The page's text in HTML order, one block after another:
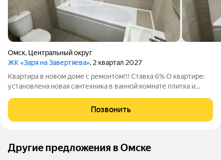
Омск, Центральный округ
ЖК «Заря на Завертяева», 2 квартал 2027
Квартира в новом доме с ремонтом!!! Ставка 6% О квартире:
установлена новая сантехника в ванной комнате плитка и
штукатуркой в каждой комнате есть акцентная стена! по
квартире проведена
Позвонить
Другие предложения в Омске